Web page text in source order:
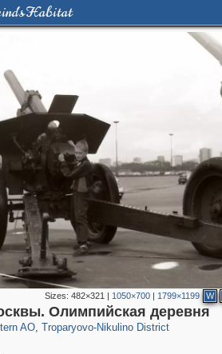
Habitat
Sizes: 482×321 | 1050×700| 1799×1199 W
Олимпийская деревня
AO, Troparyovo-Nikulino District
2,259 7